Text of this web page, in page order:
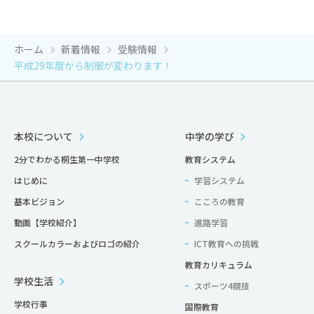
ホーム 新着情報
受験情報
平成29年度から制服が変わります！
本校について
2分でわかる桐生第一中学校
はじめに
基本ビジョン
動画【学校紹介】
スクールカラーおよびロゴの紹介
中学の学び
教育システム
学習システム
こころの教育
進路学習
ICT教育への挑戦
教育カリキュラム
スポーツ4競技
国際教育
学校生活
学校行事